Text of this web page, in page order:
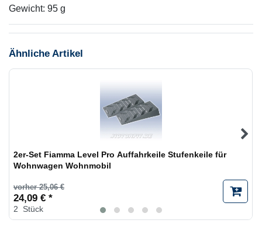
Gewicht: 95 g
Ähnliche Artikel
2er-Set Fiamma Level Pro Auffahrkeile Stufenkeile für
Wohnwagen Wohnmobil
vorher 25,06 €
24,09 € *
2 Stück